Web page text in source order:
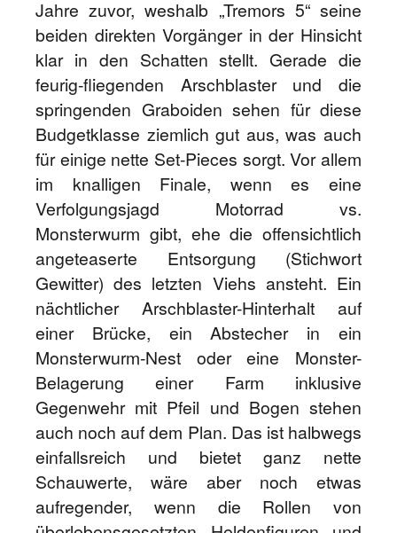
Jahre zuvor, weshalb „Tremors 5“ seine
beiden direkten Vorgänger in der Hinsicht
klar in den Schatten stellt. Gerade die
feurig-fliegenden Arschblaster und die
springenden Graboiden sehen für diese
Budgetklasse ziemlich gut aus, was auch
für einige nette Set-Pieces sorgt. Vor allem
im knalligen Finale, wenn es eine
Verfolgungsjagd Motorrad vs.
Monsterwurm gibt, ehe die offensichtlich
angeteaserte Entsorgung (Stichwort
Gewitter) des letzten Viehs ansteht. Ein
nächtlicher Arschblaster-Hinterhalt auf
einer Brücke, ein Abstecher in ein
Monsterwurm-Nest oder eine Monster-
Belagerung einer Farm inklusive
Gegenwehr mit Pfeil und Bogen stehen
auch noch auf dem Plan. Das ist halbwegs
einfallsreich und bietet ganz nette
Schauwerte, wäre aber noch etwas
aufregender, wenn die Rollen von